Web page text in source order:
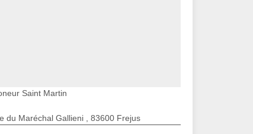
Saint Martin
du Maréchal Gallieni , 83600 Frejus